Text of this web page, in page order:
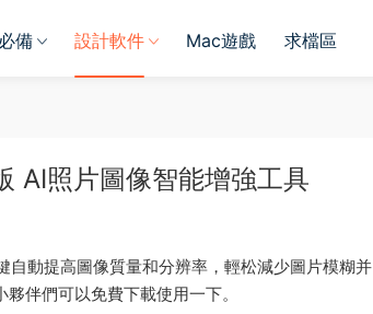
備 設計軟件 Mac遊戲 求檔區
AI照片圖像智能增強工具
動提高圖像質量和分辨率，輕松減少圖片模糊并
伴們可以免費下載使用一下。